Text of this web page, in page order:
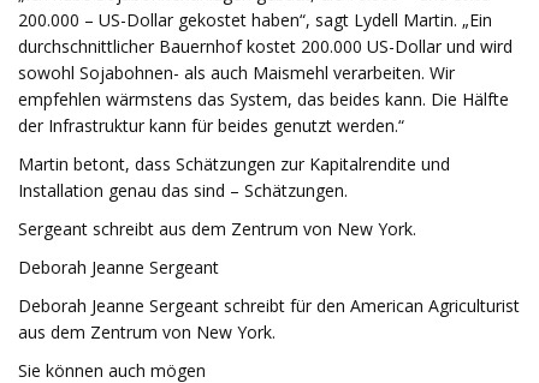
200.000 – US-Dollar gekostet haben“, sagt Lydell Martin. „Ein
durchschnittlicher Bauernhof kostet 200.000 US-Dollar und wird
sowohl Sojabohnen- als auch Maismehl verarbeiten. Wir
empfehlen wärmstens das System, das beides kann. Die Hälfte
der Infrastruktur kann für beides genutzt werden.“
Martin betont, dass Schätzungen zur Kapitalrendite und
Installation genau das sind – Schätzungen.
Sergeant schreibt aus dem Zentrum von New York.
Deborah Jeanne Sergeant
Deborah Jeanne Sergeant schreibt für den American Agriculturist
aus dem Zentrum von New York.
Sie können auch mögen